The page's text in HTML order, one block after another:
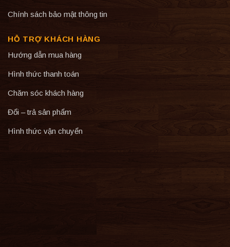
Chính sách bảo mật thông tin
HỖ TRỢ KHÁCH HÀNG
Hướng dẫn mua hàng
Hình thức thanh toán
Chăm sóc khách hàng
Đổi – trả sản phẩm
Hình thức vận chuyển